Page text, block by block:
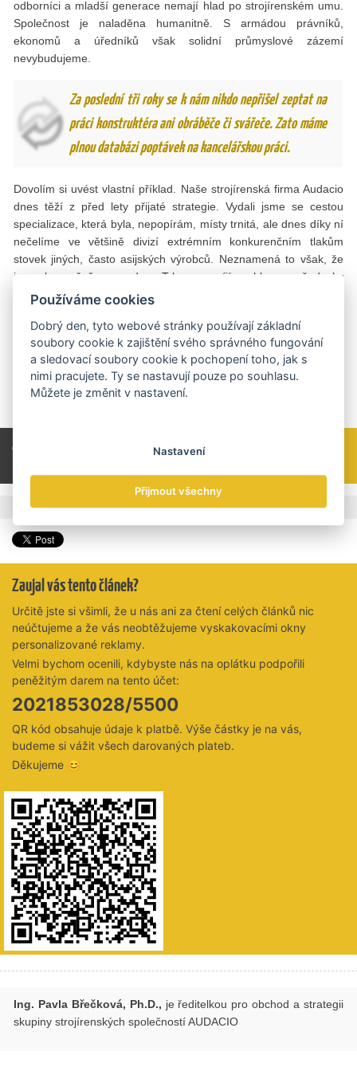
odborníci a mladší generace nemají hlad po strojírenském umu.
Společnost je naladěna humanitně. S armádou právníků,
ekonomů a úředníků však solidní průmyslové zázemí
nevybudujeme.
Za poslední tři roky se k nám nikdo nepřišel zeptat na
práci konstruktéra ani obráběče či svářeče. Zato máme
plnou databázi poptávek na kancelářskou práci.
Dovolím si uvést vlastní příklad. Naše strojírenská firma Audacio
dnes těží z před lety přijaté strategie. Vydali jsme se cestou
specializace, která byla, nepopírám, místy trnitá, ale dnes díky ní
nečelíme ve většině divizí extrémním konkurenčním tlakům
stovek jiných, často asijských výrobců. Neznamená to však, že
jsme bezpečně za vodou. Trh se vyvíjí rychle a požadavky
odběratelů prudce rostou. Na kvalitu, kreativitu, produktivitu i na
Kvalitní pracovníky však hledáme těžko. Za poslední tři roky se k
nám nikdo nepřišel zeptat na práci konstruktéra ani obráběče či
svářeče. Zato máme plnou databázi poptávek na kancelářskou
práci.
Celý článek si přečtěte v tištěné verzi TRADE
Štítky Strojírenství,Vzdělávání,Inovace
Zaujal vás tento článek?
Určitě jste si všimli, že u nás ani za čtení celých článků nic
neúčtujeme a že vás neobtěžujeme vyskakovacími okny
personalizované reklamy.
Velmi bychom ocenili, kdybyste nás na oplátku podpořili
peněžitým darem na tento účet:
2021853028/5500
QR kód obsahuje údaje k platbě. Výše částky je na vás,
budeme si vážit všech darovaných plateb.
Děkujeme 😊
Ing. Pavla Břečková, Ph.D., je ředitelkou pro obchod a strategii
skupiny strojírenských společností AUDACIO
Používáme cookies
Dobrý den, tyto webové stránky používají základní
soubory cookie k zajištění svého správného fungování
a sledovací soubory cookie k pochopení toho, jak s
nimi pracujete. Ty se nastavují pouze po souhlasu.
Můžete je změnit v nastavení.
Nastavení
Přijmout všechny